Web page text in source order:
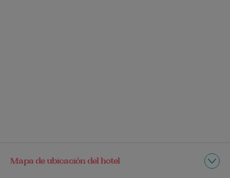
Mapa de ubicación del hotel